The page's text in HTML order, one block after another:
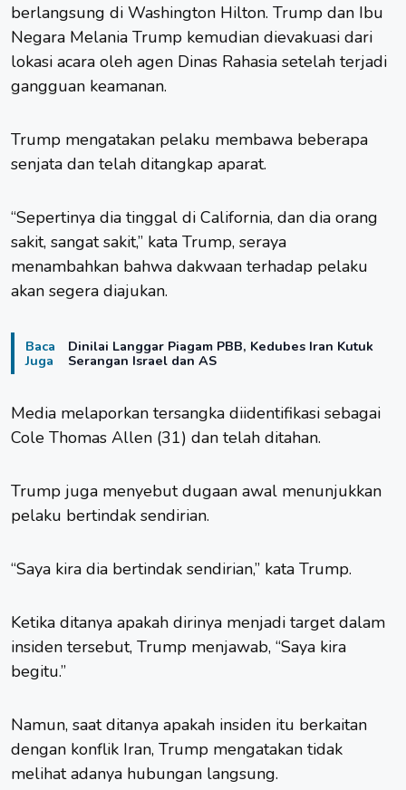
berlangsung di Washington Hilton. Trump dan Ibu
Negara Melania Trump kemudian dievakuasi dari
lokasi acara oleh agen Dinas Rahasia setelah terjadi
gangguan keamanan.
Trump mengatakan pelaku membawa beberapa
senjata dan telah ditangkap aparat.
“Sepertinya dia tinggal di California, dan dia orang
sakit, sangat sakit,” kata Trump, seraya
menambahkan bahwa dakwaan terhadap pelaku
akan segera diajukan.
Baca
Juga
Dinilai Langgar Piagam PBB, Kedubes Iran Kutuk
Serangan Israel dan AS
Media melaporkan tersangka diidentifikasi sebagai
Cole Thomas Allen (31) dan telah ditahan.
Trump juga menyebut dugaan awal menunjukkan
pelaku bertindak sendirian.
“Saya kira dia bertindak sendirian,” kata Trump.
Ketika ditanya apakah dirinya menjadi target dalam
insiden tersebut, Trump menjawab, “Saya kira
begitu.”
Namun, saat ditanya apakah insiden itu berkaitan
dengan konflik Iran, Trump mengatakan tidak
melihat adanya hubungan langsung.